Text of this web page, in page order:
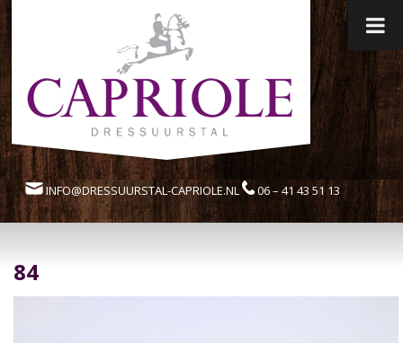
INFO@DRESSUURSTAL-CAPRIOLE.NL 06 – 41 43 51 13
84